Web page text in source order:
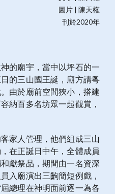
圖片 | 陳天權
刊於2020年
的廟宇，當中以坪石的一
的三山國王誕，廟方請粵
由於廟前空間狹小，搭建
納百多名坊眾一起觀賞，
家人管理，他們組成三山
在正誕日中午，全體成員
獻祭品，期間由一名資深
入廟演出三齣簡短例戲，
總理在神明面前逐一為各